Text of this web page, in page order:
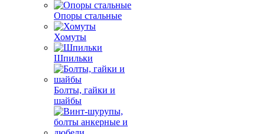
Опоры стальные
Хомуты
Шпильки
Болты, гайки и
шайбы